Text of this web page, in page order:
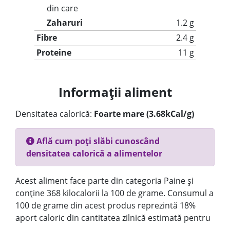
din care
Zaharuri
1.2 g
Fibre
2.4 g
Proteine
11 g
Informații aliment
Densitatea calorică: Foarte mare (3.68kCal/g)
Află cum poți slăbi cunoscând
densitatea calorică a alimentelor
Acest aliment face parte din categoria Paine și
conține 368 kilocalorii la 100 de grame. Consumul a
100 de grame din acest produs reprezintă 18%
aport caloric din cantitatea zilnică estimată pentru